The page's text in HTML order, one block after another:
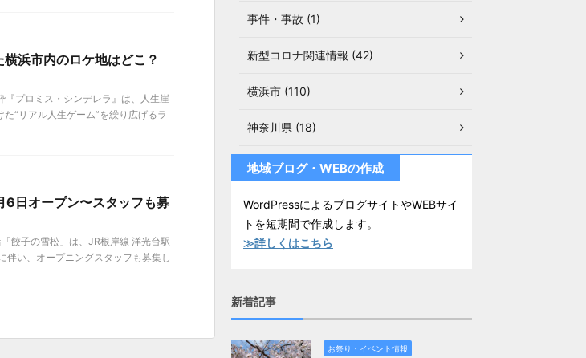
横浜市内のロケ地はどこ？
プロミス・シンデレラ』は、人生崖
“リアル人生ゲーム”を繰り広げるラ
6日オープン〜スタッフも募
餃子の雪松」は、JR根岸線 洋光台駅
伴い、オープニングスタッフも募集し
事件・事故 (1)
新型コロナ関連情報 (42)
横浜市 (110)
神奈川県 (18)
地域ブログ・WEBの作成
WordPressによるブログサイトやWEBサイ
トを短期間で作成します。
≫詳しくはこちら
新着記事
お祭り・イベント情報